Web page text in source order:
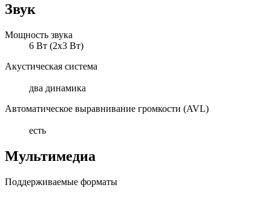
Звук
Мощность звука
6 Вт (2х3 Вт)
Акустическая система
два динамика
Автоматическое выравнивание громкости (AVL)
есть
Мультимедиа
Поддерживаемые форматы